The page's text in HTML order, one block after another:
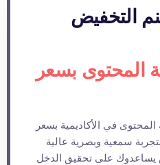
التخفيض
المحتوى بسعر
في الأكاديمية بسعر
سمعية وبصرية عالية
أكثر من 100 درس يساعدوك على تحقيق الدخل